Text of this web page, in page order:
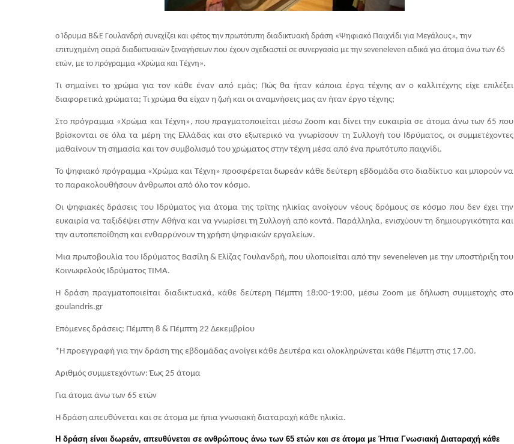
ο Ίδρυμα Β&Ε Γουλανδρή συνεχίζει και φέτος την πρωτότυπη διαδικτυακή δράση «Ψηφιακό Παιχνίδι για Μεγάλους», την
επιτυχημένη σειρά διαδικτυακών ξεναγήσεων που έχουν σχεδιαστεί σε συνεργασία με την seveneleven ειδικά για άτομα άνω των 65
ετών, με το πρόγραμμα «Χρώμα και Τέχνη».
Τι σημαίνει το χρώμα για τον κάθε έναν από εμάς; Πώς θα ήταν κάποια έργα τέχνης αν ο καλλιτέχνης είχε επιλέξει
διαφορετικά χρώματα; Τι χρώμα θα είχαν η ζωή και οι αναμνήσεις μας αν ήταν έργο τέχνης;
Στο πρόγραμμα «Χρώμα και Τέχνη», που πραγματοποιείται μέσω Zoom και δίνει την ευκαιρία σε άτομα άνω των 65 που
βρίσκονται σε όλα τα μέρη της Ελλάδας και στο εξωτερικό να γνωρίσουν τη Συλλογή του Ιδρύματος, οι συμμετέχοντες
μαθαίνουν τη σημασία και τον συμβολισμό του χρώματος στην τέχνη μέσα από ένα πρωτότυπο παιχνίδι.
Το ψηφιακό πρόγραμμα «Χρώμα και Τέχνη» προσφέρεται δωρεάν κάθε δεύτερη εβδομάδα στο διαδίκτυο και μπορούν να
το παρακολουθήσουν άνθρωποι από όλο τον κόσμο.
Οι ψηφιακές δράσεις του Ιδρύματος για άτομα της τρίτης ηλικίας ανοίγουν νέους δρόμους σε κόσμο που δεν έχει την
ευκαιρία να ταξιδέψει στην Αθήνα και να γνωρίσει τη Συλλογή από κοντά. Παράλληλα, ενισχύουν τη δημιουργικότητα και
την αυτοπεποίθηση και ενθαρρύνουν τη χρήση ψηφιακών εργαλείων.
Μια πρωτοβουλία του Ιδρύματος Βασίλη & Ελίζας Γουλανδρή, που υλοποιείται από την seveneleven με την υποστήριξη του
Κοινωφελούς Ιδρύματος ΤΙΜΑ.
Η δράση πραγματοποιείται διαδικτυακά, κάθε δεύτερη Πέμπτη 18:00-19:00, μέσω Zoom με δήλωση συμμετοχής στο
goulandris.gr
Επόμενες δράσεις: Πέμπτη 8 & Πέμπτη 22 Δεκεμβρίου
*Η προεγγραφή για την δράση της εβδομάδας ανοίγει κάθε Δευτέρα και ολοκληρώνεται κάθε Πέμπτη στις 17.00.
Αριθμός συμμετεχόντων: Έως 25 άτομα
Για άτομα άνω των 65 ετών
Η δράση απευθύνεται και σε άτομα με ήπια γνωσιακή διαταραχή κάθε ηλικία.
Η δράση είναι δωρεάν, απευθύνεται σε ανθρώπους άνω των 65 ετών και σε άτομα με Ήπια Γνωσιακή Διαταραχή κάθε